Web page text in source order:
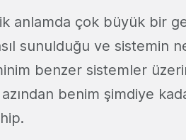
anlamda çok büyük bir
sunulduğu ve sistemin
benzer sistemler
benim şimdiye